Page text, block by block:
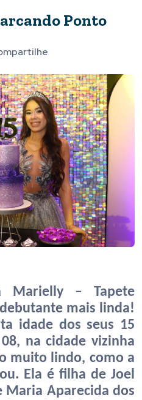
Ponto
– Tapete
mais linda!
idade dos seus 15
na cidade vizinha
muito lindo, como a
Ela é filha de Joel
Maria Aparecida dos